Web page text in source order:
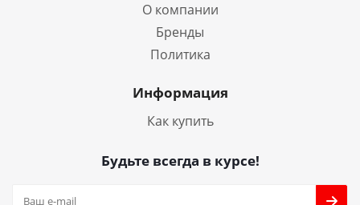
О компании
Бренды
Политика
Информация
Как купить
Будьте всегда в курсе!